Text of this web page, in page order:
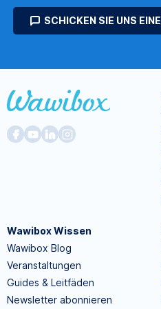
SCHICKEN SIE UNS
Wawibox Wissen
Wawibox Blog
Veranstaltungen
Guides & Leitfäden
Newsletter abonnieren